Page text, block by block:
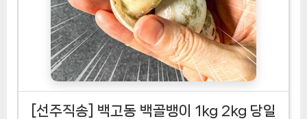
[선주직송] 백고동 백골뱅이 1kg 2kg 당일